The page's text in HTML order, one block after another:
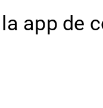
app de